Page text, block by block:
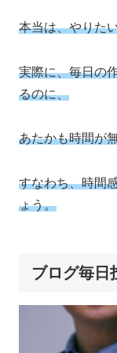
本当は、やりた
実際に、毎日の
るのに、
あたかも時間が
すなわち、時間
ょう。
ブログ毎日